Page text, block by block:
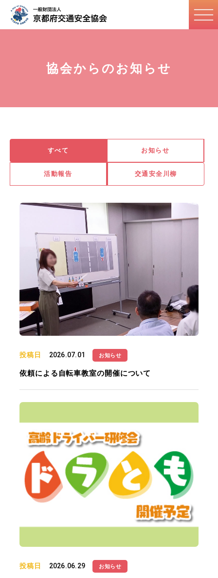
協会からのお知らせ
すべて お知らせ
活動報告 交通安全川柳
投稿日 2026.07.01 お知らせ
依頼による自転車教室の開催について
投稿日 2026.06.29 お知らせ